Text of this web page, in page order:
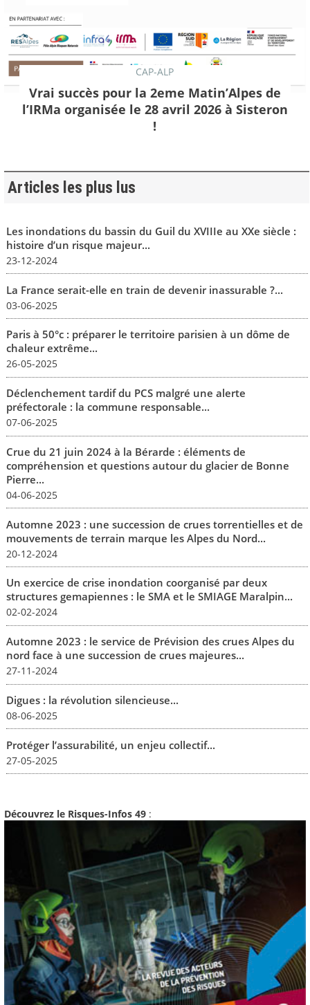
CAP-ALP
Vrai succès pour la 2eme Matin’Alpes de
l’IRMa organisée le 28 avril 2026 à Sisteron
!
Articles les plus lus
Les inondations du bassin du Guil du XVIIIe au XXe siècle :
histoire d’un risque majeur...
23-12-2024
La France serait-elle en train de devenir inassurable ?...
03-06-2025
Paris à 50°c : préparer le territoire parisien à un dôme de
chaleur extrême...
26-05-2025
Déclenchement tardif du PCS malgré une alerte
préfectorale : la commune responsable...
07-06-2025
Crue du 21 juin 2024 à la Bérarde : éléments de
compréhension et questions autour du glacier de Bonne
Pierre...
04-06-2025
Automne 2023 : une succession de crues torrentielles et de
mouvements de terrain marque les Alpes du Nord...
20-12-2024
Un exercice de crise inondation coorganisé par deux
structures gemapiennes : le SMA et le SMIAGE Maralpin...
02-02-2024
Automne 2023 : le service de Prévision des crues Alpes du
nord face à une succession de crues majeures...
27-11-2024
Digues : la révolution silencieuse...
08-06-2025
Protéger l’assurabilité, un enjeu collectif...
27-05-2025
Découvrez le Risques-Infos 49 :